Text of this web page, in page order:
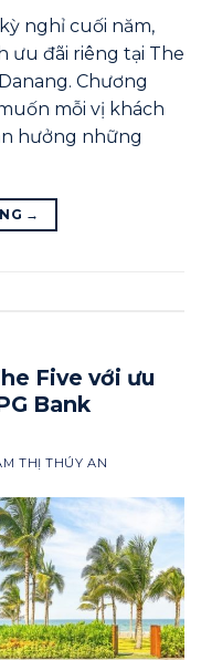
nghỉ cuối năm,
ưu đãi riêng tại The
Chương
mỗi vị khách
hưởng những
→
Five với ưu
Bank
THỊ THÚY AN